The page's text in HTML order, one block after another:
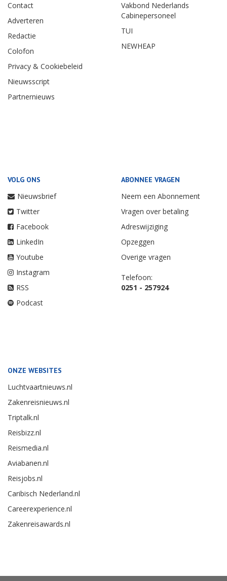
Contact
Adverteren
Redactie
Colofon
Privacy & Cookiebeleid
Nieuwsscript
Partnernieuws
Vakbond Nederlands
Cabinepersoneel
TUI
NEWHEAP
VOLG ONS
Nieuwsbrief
Twitter
Facebook
LinkedIn
Youtube
Instagram
RSS
Podcast
ABONNEE VRAGEN
Neem een Abonnement
Vragen over betaling
Adreswijziging
Opzeggen
Overige vragen
Telefoon:
0251 - 257924
ONZE WEBSITES
Luchtvaartnieuws.nl
Zakenreisnieuws.nl
Triptalk.nl
Reisbizz.nl
Reismedia.nl
Aviabanen.nl
Reisjobs.nl
Caribisch Nederland.nl
Careerexperience.nl
Zakenreisawards.nl